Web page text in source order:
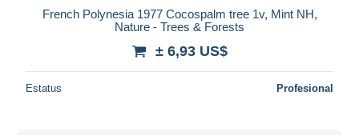
French Polynesia 1977 Cocospalm tree 1v, Mint NH,
Nature - Trees & Forests
± 6,93 US$
Estatus Profesional